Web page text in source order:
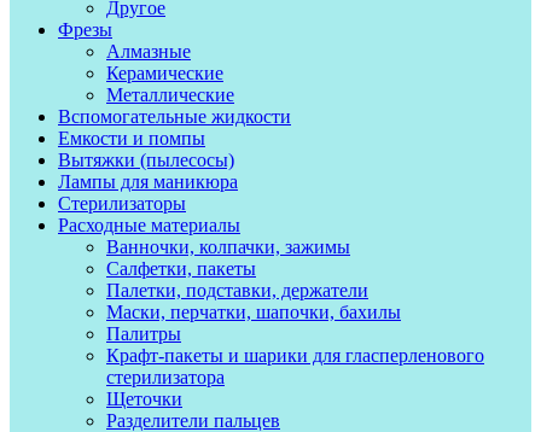
Другое
Фрезы
Алмазные
Керамические
Металлические
Вспомогательные жидкости
Емкости и помпы
Вытяжки (пылесосы)
Лампы для маникюра
Стерилизаторы
Расходные материалы
Ванночки, колпачки, зажимы
Салфетки, пакеты
Палетки, подставки, держатели
Маски, перчатки, шапочки, бахилы
Палитры
Крафт-пакеты и шарики для гласперленового
стерилизатора
Щеточки
Разделители пальцев